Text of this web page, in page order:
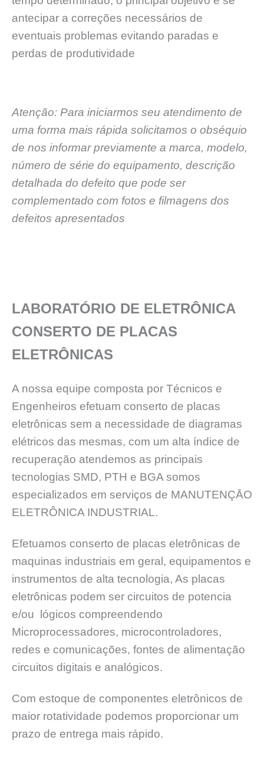
antecipar a correções necessários de
eventuais problemas evitando paradas e
perdas de produtividade
Atenção: Para iniciarmos seu atendimento de
uma forma mais rápida solicitamos o obséquio
de nos informar previamente a marca, modelo,
número de série do equipamento, descrição
detalhada do defeito que pode ser
complementado com fotos e filmagens dos
defeitos apresentados
LABORATÓRIO DE ELETRÔNICA
CONSERTO DE PLACAS
ELETRÔNICAS
A nossa equipe composta por Técnicos e
Engenheiros efetuam conserto de placas
eletrônicas sem a necessidade de diagramas
elétricos das mesmas, com um alta índice de
recuperação atendemos as principais
tecnologias SMD, PTH e BGA somos
especializados em serviços de MANUTENÇĀO
ELETRÔNICA INDUSTRIAL.
Efetuamos conserto de placas eletrônicas de
maquinas industriais em geral, equipamentos e
instrumentos de alta tecnologia, As placas
eletrônicas podem ser circuitos de potencia
e/ou lógicos compreendendo
Microprocessadores, microcontroladores,
redes e comunicações, fontes de alimentação
circuitos digitais e analógicos.
Com estoque de componentes eletrônicos de
maior rotatividade podemos proporcionar um
prazo de entrega mais rápido.